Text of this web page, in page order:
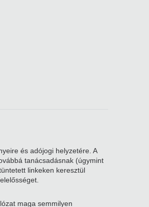
és adójogi helyzetére. A
tanácsadásnak (úgymint
linkeken keresztül
maga semmilyen